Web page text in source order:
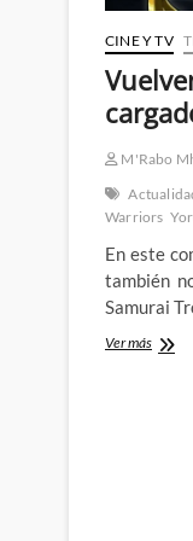
CINE Y TV
M'Rabo
Warriors
En este
también
Samurai
Ver másVuelven